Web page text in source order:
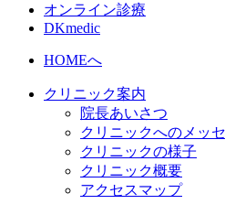
オンライン診療
DKmedic
HOMEへ
クリニック案内
院長あいさつ
クリニックへのメッ
クリニックの様子
クリニック概要
アクセスマップ